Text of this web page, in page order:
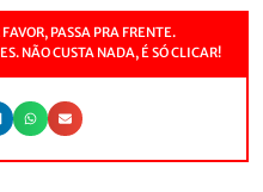
PASSA PRA FRENTE.
NÃO CUSTA NADA, É SÓ CLICAR!